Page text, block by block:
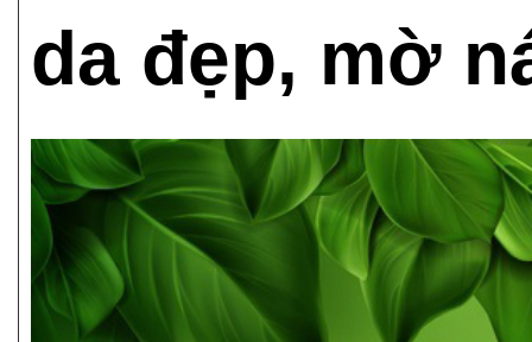
da đẹp, mờ